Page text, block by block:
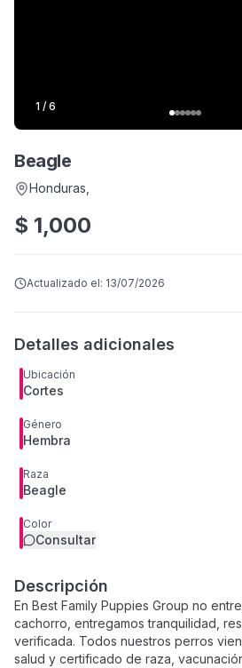
1 / 6
Beagle
Honduras
$ 1,000
Actualizado el: 13/07/2026
Detalles adicionales
Ubicación
Cortes
Género
Hembra
Raza
Beagle
Color
Consultar
Descripción
En Best Family Puppies Group no
cachorro, entregamos tranquilidad,
verificada. Todos nuestros perros
salud y certificado de raza,